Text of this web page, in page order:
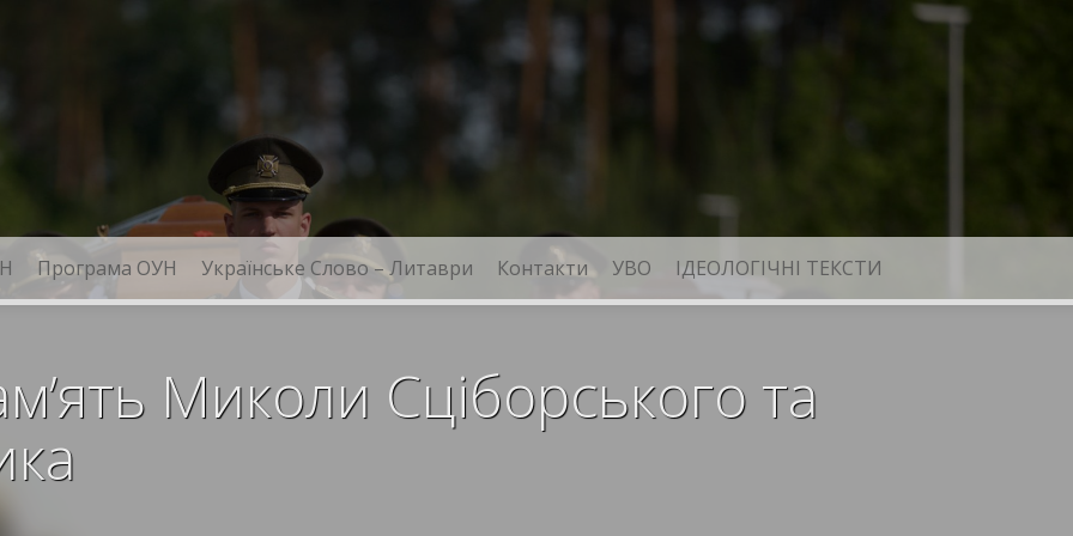
Програма ОУН Українське Слово – Литаври Контакти УВО ІДЕОЛОГІЧНІ ТЕКСТИ
Миколи Сціборського та